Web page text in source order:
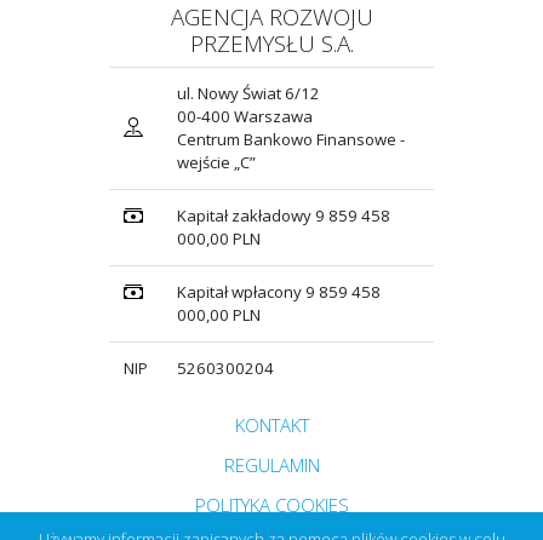
AGENCJA ROZWOJU
PRZEMYSŁU S.A.
ul. Nowy Świat 6/12
00-400 Warszawa
Centrum Bankowo Finansowe -
wejście „C”
Kapitał zakładowy 9 859 458
000,00 PLN
Kapitał wpłacony 9 859 458
000,00 PLN
NIP 5260300204
Przejdź do strony głównej do sekcji
KONTAKT
Zobacz
REGULAMIN
Zobacz
POLITYKA COOKIES